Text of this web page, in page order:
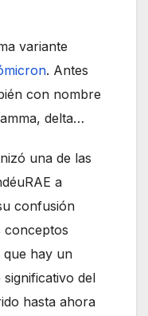
variante
. Antes
con nombre
delta…
una de las
a
confusión
conceptos
hay un
del
hasta ahora